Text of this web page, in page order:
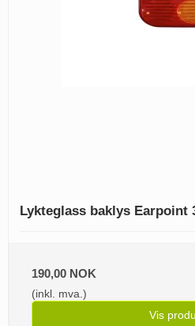
Lykteglass baklys Earpoint
190,00 NOK
(inkl. mva.)
Vis